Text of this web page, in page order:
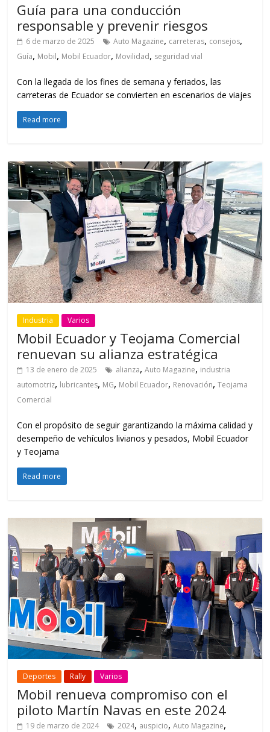
Guía para una conducción
responsable y prevenir riesgos
6 de marzo de 2025 Auto Magazine, carreteras, consejos,
Guía, Mobil, Mobil Ecuador, Movilidad, seguridad vial
Con la llegada de los fines de semana y feriados, las
carreteras de Ecuador se convierten en escenarios de viajes
Read more
Industria Varios
Mobil Ecuador y Teojama Comercial
renuevan su alianza estratégica
13 de enero de 2025 alianza,Auto Magazine, industria
automotriz, lubricantes, MG, Mobil Ecuador, Renovación,Teojama
Comercial
Con el propósito de seguir garantizando la máxima calidad y
desempeño de vehículos livianos y pesados, Mobil Ecuador
y Teojama
Read more
Deportes Rally Varios
Mobil renueva compromiso con el
piloto Martín Navas en este 2024
19 de marzo de 2024 2024, auspicio,Auto Magazine,